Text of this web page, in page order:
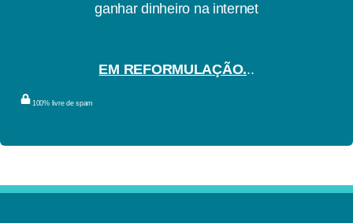
ganhar dinheiro na internet
EM REFORMULAÇÃO...
100% livre de spam